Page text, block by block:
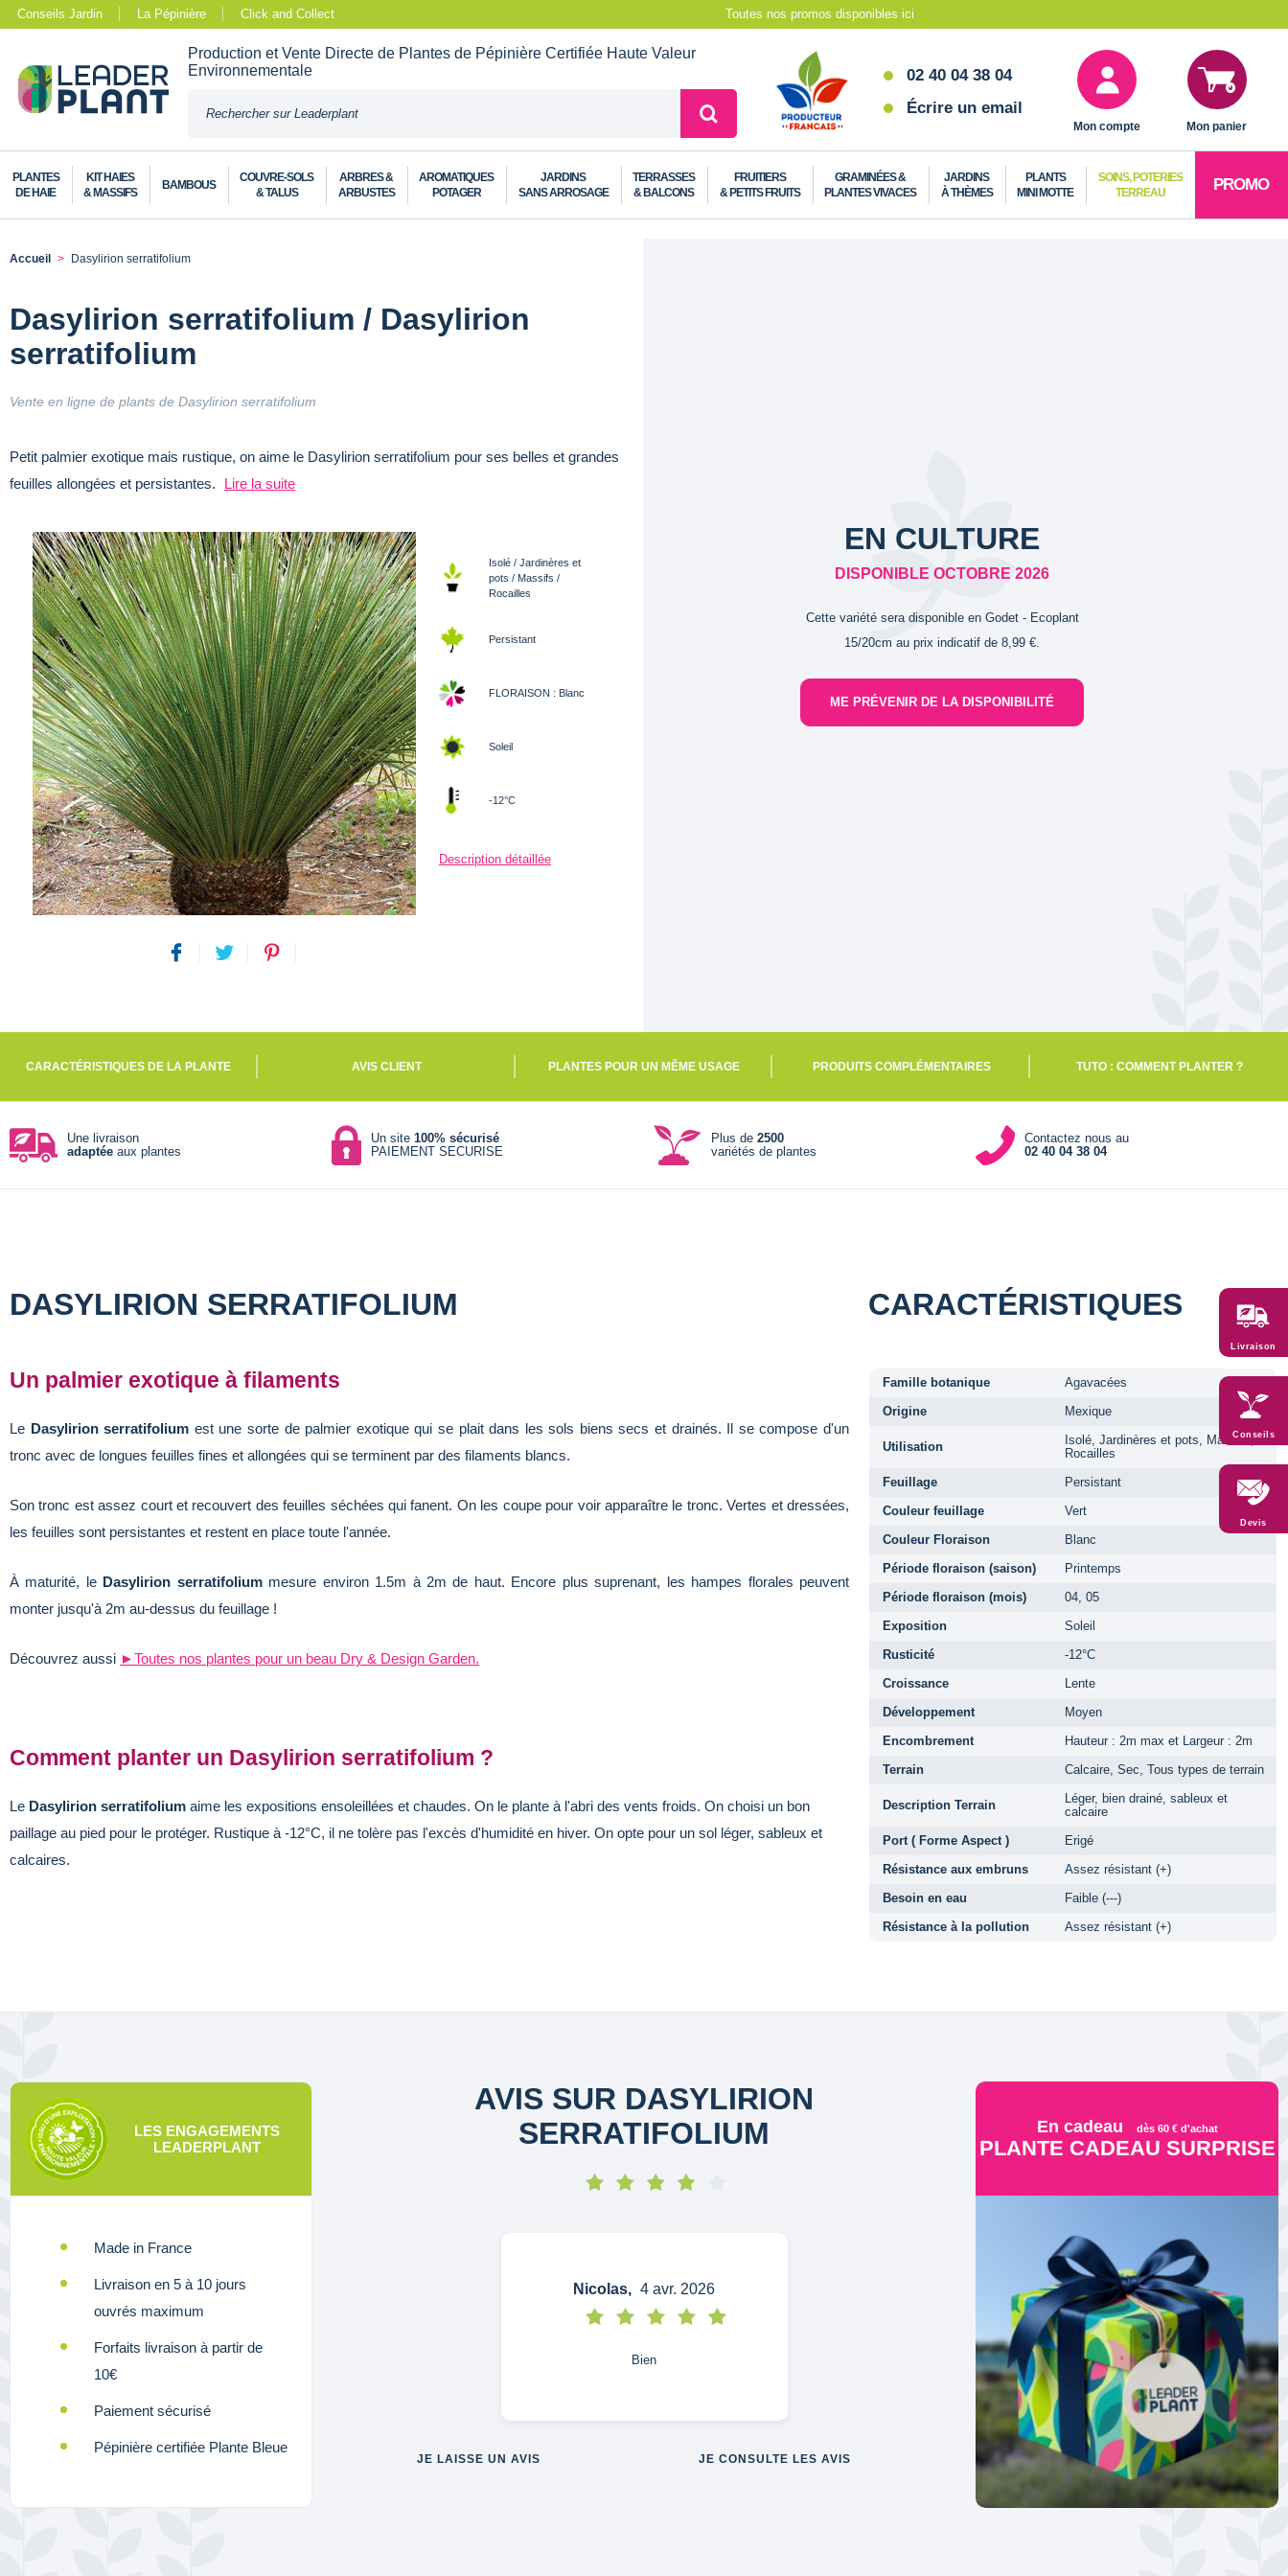
Conseils Jardin La Pépinière Click and Collect Toutes nos promos disponibles ici
Production et Vente Directe de Plantes de Pépinière Certifiée Haute Valeur
Environnementale
02 40 04 38 04
Écrire un email
Mon compte Mon panier
PLANTES
DE HAIE
KIT HAIES
& MASSIFS
BAMBOUS
COUVRE-SOLS
& TALUS
ARBRES &
ARBUSTES
AROMATIQUES
POTAGER
JARDINS
SANS ARROSAGE
TERRASSES
& BALCONS
FRUITIERS
& PETITS FRUITS
GRAMINÉES &
PLANTES VIVACES
JARDINS
À THÈMES
PLANTS
MINI MOTTE
SOINS, POTERIES
TERREAU
PROMO
Accueil Dasylirion serratifolium
Dasylirion serratifolium / Dasylirion
serratifolium
Vente en ligne de plants de Dasylirion serratifolium
Petit palmier exotique mais rustique, on aime le Dasylirion serratifolium pour ses belles et grandes
feuilles allongées et persistantes.
Lire la suite
Isolé / Jardinères et
pots / Massifs /
Rocailles
Persistant
FLORAISON : Blanc
Soleil
-12°C
Description détaillée
EN CULTURE
DISPONIBLE OCTOBRE 2026
Cette variété sera disponible en Godet - Ecoplant
15/20cm au prix indicatif de 8,99 €.
ME PRÉVENIR DE LA DISPONIBILITÉ
CARACTÉRISTIQUES DE LA PLANTE AVIS CLIENT PLANTES POUR UN MÊME USAGE PRODUITS COMPLÉMENTAIRES TUTO : COMMENT PLANTER ?
Une livraison
adaptée aux plantes
Un site 100% sécurisé
PAIEMENT SECURISE
Plus de 2500
variétés de plantes
Contactez nous au
02 40 04 38 04
DASYLIRION SERRATIFOLIUM
Un palmier exotique à filaments
Le Dasylirion serratifolium est une sorte de palmier exotique qui se plait dans les sols biens secs et drainés. Il se compose d'un
tronc avec de longues feuilles fines et allongées qui se terminent par des filaments blancs.
Son tronc est assez court et recouvert des feuilles séchées qui fanent. On les coupe pour voir apparaître le tronc. Vertes et dressées,
les feuilles sont persistantes et restent en place toute l'année.
À maturité, le Dasylirion serratifoliummesure environ 1.5m à 2m de haut. Encore plus suprenant, les hampes florales peuvent
monter jusqu'à 2m au-dessus du feuillage !
Découvrez aussi ►Toutes nos plantes pour un beau Dry & Design Garden.
Comment planter un Dasylirion serratifolium ?
Le Dasylirion serratifolium aime les expositions ensoleillées et chaudes. On le plante à l'abri des vents froids. On choisi un bon
paillage au pied pour le protéger. Rustique à -12°C, il ne tolère pas l'excès d'humidité en hiver. On opte pour un sol léger, sableux et
calcaires.
CARACTÉRISTIQUES
Famille botanique
Agavacées
Origine
Mexique
Utilisation
Isolé, Jardinères et pots, Massifs,
Rocailles
Feuillage
Persistant
Couleur feuillage
Vert
Couleur Floraison
Blanc
Période floraison (saison)
Printemps
Période floraison (mois)
04, 05
Exposition
Soleil
Rusticité
-12°C
Croissance
Lente
Développement
Moyen
Encombrement
Hauteur : 2m max et Largeur : 2m
Terrain
Calcaire, Sec, Tous types de terrain
Description Terrain
Léger, bien drainé, sableux et
calcaire
Port ( Forme Aspect )
Erigé
Résistance aux embruns
Assez résistant (+)
Besoin en eau
Faible (---)
Résistance à la pollution
Assez résistant (+)
LES ENGAGEMENTS
LEADERPLANT
Made in France
Livraison en 5 à 10 jours
ouvrés maximum
Forfaits livraison à partir de
10€
Paiement sécurisé
Pépinière certifiée Plante Bleue
AVIS SUR DASYLIRION
SERRATIFOLIUM
Nicolas, 4 avr. 2026
Bien
JE LAISSE UN AVIS JE CONSULTE LES AVIS
En cadeau dès 60 € d'achat
PLANTE CADEAU SURPRISE
Livraison
Conseils
Devis